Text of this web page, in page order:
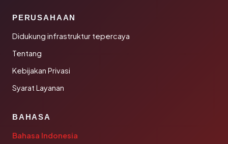
PERUSAHAAN
Didukung infrastruktur tepercaya
Tentang
Kebijakan Privasi
Syarat Layanan
BAHASA
Bahasa Indonesia